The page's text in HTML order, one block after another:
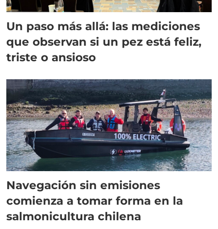
Un paso más allá: las mediciones
que observan si un pez está feliz,
triste o ansioso
Navegación sin emisiones
comienza a tomar forma en la
salmonicultura chilena